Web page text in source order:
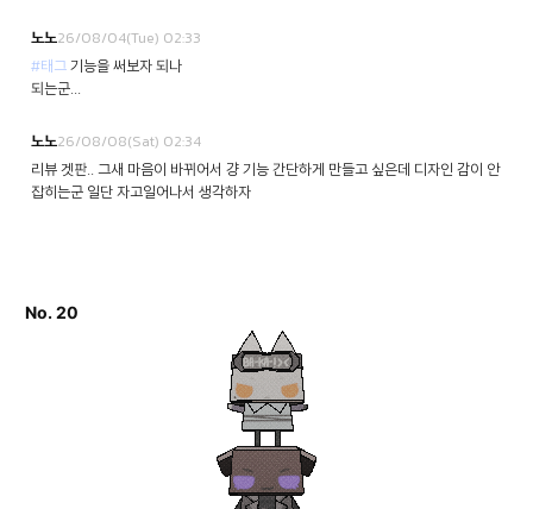
노노26/08/04(Tue) 02:33
#태그 기능을 써보자 되나
되는군...
노노26/08/08(Sat) 02:34
리뷰 겟판.. 그새 마음이 바뀌어서 걍 기능 간단하게 만들고 싶은데 디자인 감이 안
잡히는군 일단 자고일어나서 생각하자
No. 20